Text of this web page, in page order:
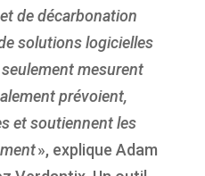
de décarbonation
solutions logicielles
mesurent
prévoient,
et soutiennent les
», explique Adam